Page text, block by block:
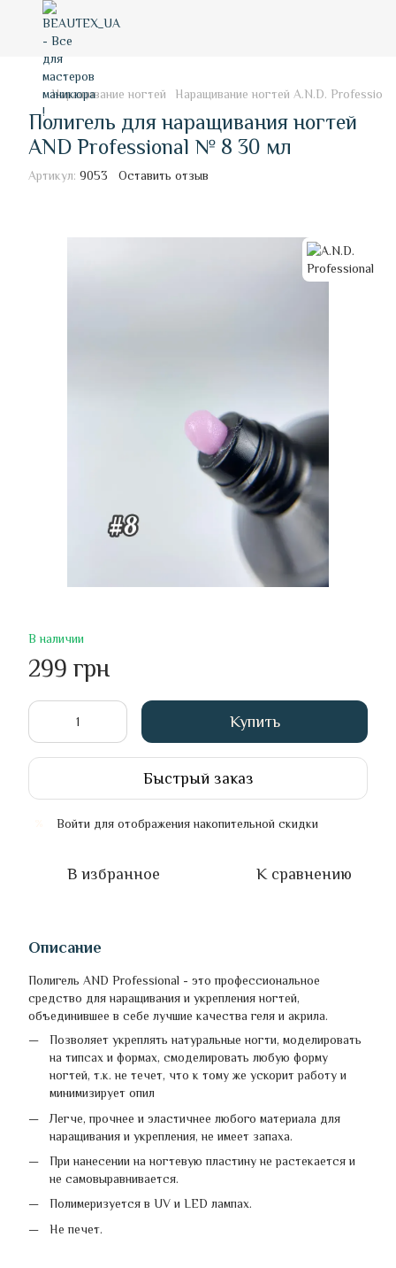
Наращивание ногтей Наращивание ногтей A.N.D.
Полигель для наращивания ногтей
AND Professional № 8 30 мл
Артикул: 9053 Оставить отзыв
В наличии
299 грн
Купить
Быстрый заказ
Войти для отображения накопительной скидки
В избранное К сравнению
Описание
Полигель AND Professional - это профессиональное
средство для наращивания и укрепления ногтей,
объединившее в себе лучшие качества геля и акрила.
Позволяет укреплять натуральные ногти, моделировать
на типсах и формах, смоделировать любую форму
ногтей, т.к. не течет, что к тому же ускорит работу и
минимизирует опил
Легче, прочнее и эластичнее любого материала для
наращивания и укрепления, не имеет запаха.
При нанесении на ногтевую пластину не растекается и
не самовыравнивается.
Полимеризуется в UV и LED лампах.
Не печет.